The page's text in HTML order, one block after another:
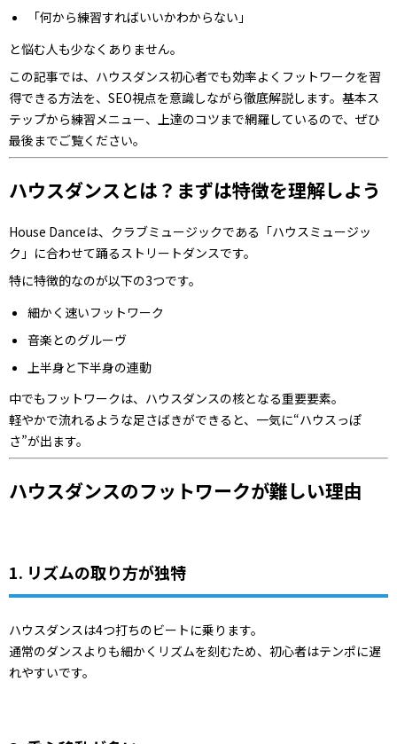
「何から練習すればいいかわからない」
と悩む人も少なくありません。
この記事では、ハウスダンス初心者でも効率よくフットワークを習
得できる方法を、SEO視点を意識しながら徹底解説します。基本ス
テップから練習メニュー、上達のコツまで網羅しているので、ぜひ
最後までご覧ください。
ハウスダンスとは？まずは特徴を理解しよう
House Danceは、クラブミュージックである「ハウスミュージッ
ク」に合わせて踊るストリートダンスです。
特に特徴的なのが以下の3つです。
細かく速いフットワーク
音楽とのグルーヴ
上半身と下半身の連動
中でもフットワークは、ハウスダンスの核となる重要要素。
軽やかで流れるような足さばきができると、一気に“ハウスっぽ
さ”が出ます。
ハウスダンスのフットワークが難しい理由
1. リズムの取り方が独特
ハウスダンスは4つ打ちのビートに乗ります。
通常のダンスよりも細かくリズムを刻むため、初心者はテンポに遅
れやすいです。